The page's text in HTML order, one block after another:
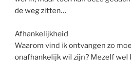
de weg zitten…
Afhankelijkheid
Waarom vind ik ontvangen zo
onafhankelijk wil zijn? Mezelf wel